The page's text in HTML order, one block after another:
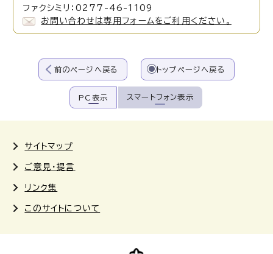
ファクシミリ：0277-46-1109
お問い合わせは専用フォームをご利用ください。
前のページへ戻る トップページへ戻る
PC表示 スマートフォン表示
サイトマップ
ご意見・提言
リンク集
このサイトについて